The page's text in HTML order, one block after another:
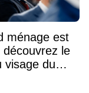
ménage est
le
visage du